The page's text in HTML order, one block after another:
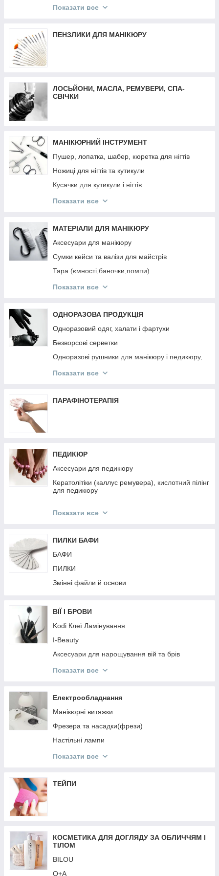
Трафарети для френча, дизайну, аерографії
Втирка
Матеріали для депіляції
Засоби до та після депіляції
Показати все
ПЕНЗЛИКИ ДЛЯ МАНІКЮРУ
ЛОСЬЙОНИ, МАСЛА, РЕМУВЕРИ, СПА-
СВІЧКИ
МАНІКЮРНИЙ ІНСТРУМЕНТ
Пушер, лопатка, шабер, кюретка для нігтів
Ножиці для нігтів та кутикули
Кусачки для кутикули і нігтів
Манікюрні набори
Інструмент OSTRO
Показати все
МАТЕРІАЛИ ДЛЯ МАНІКЮРУ
Аксесуари для манікюру
Сумки кейси та валізи для майстрів
Тара (ємності,баночки,помпи)
Підлокітники
Показати все
ОДНОРАЗОВА ПРОДУКЦІЯ
Одноразовий одяг, халати і фартухи
Безворсові серветки
Одноразові рушники для манікюру і педикюру,
Показати все
ПАРАФІНОТЕРАПІЯ
ПЕДИКЮР
Аксесуари для педикюру
Кератолітіки (каллус ремувера), кислотний пілінг
для педикюру
Показати все
ПИЛКИ БАФИ
БАФИ
ПИЛКИ
Змінні файли й основи
ВІЇ І БРОВИ
Kodi Клеї Ламінування
I-Beauty
Аксесуари для нарощування вій та брів
ReflectoCil
Levissime
ZOLA
Кисті для брів
Пінцети, ножнички для брів та аксесуари
NIKK MOLE
SCULPTOR
Показати все
Електрообладнання
Манікюрні витяжки
Фрезера та насадки(фрези)
Настільні лампи
Перукарське Електрообладнання
Обладнання для дезінфекції та стерилізації
Стартові набори
Показати все
ТЕЙПИ
КОСМЕТИКА ДЛЯ ДОГЛЯДУ ЗА ОБЛИЧЧЯМ І
ТІЛОМ
BILOU
Q+A